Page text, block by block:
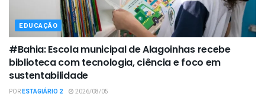
EDUCAÇÃO
#Bahia: Escola municipal de Alagoinhas recebe
biblioteca com tecnologia, ciência e foco em
sustentabilidade
PORESTAGIÁRIO 2 2026/08/05